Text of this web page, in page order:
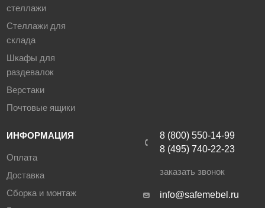
стеллажи
Стеллажи для
склада
Шкафы для
раздевалок
Верстаки
Почтовые ящики
ИНФОРМАЦИЯ
Оплата
Доставка
Сборка и монтаж
8 (800) 550-14-99
8 (495) 740-22-23
заказать звонок
info@safemebel.ru